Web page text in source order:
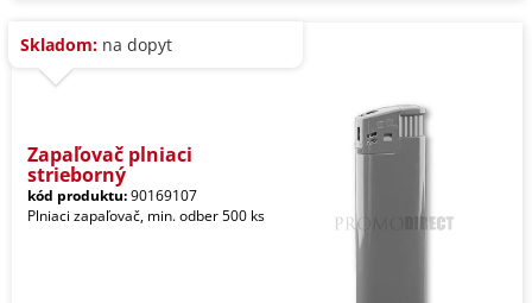
Skladom: na dopyt
Zapaľovač plniaci
strieborný
kód produktu:90169107
Plniaci zapaľovač, min. odber 500 ks